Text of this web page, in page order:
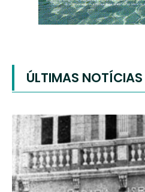
ÚLTIMAS NOTÍCIAS